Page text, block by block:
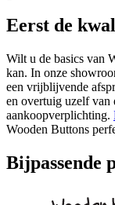
Eerst de
Wilt u de basics van
kan. In onze
een vrijblijvende
en overtuig uzelf van
aankoopverplichting.
Wooden Buttons
Bijpassende